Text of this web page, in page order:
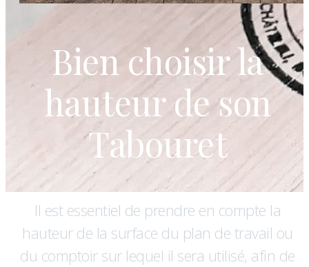
Bien choisir la
hauteur de son
Tabouret
Il est essentiel de prendre en compte la
hauteur de la surface du plan de travail ou
du comptoir sur lequel il sera utilisé, afin de